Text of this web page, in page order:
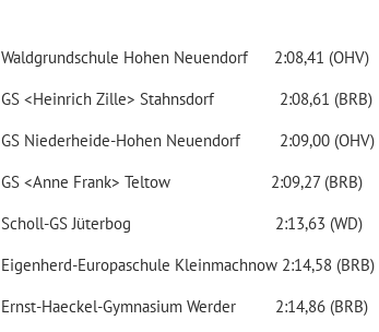
Waldgrundschule Hohen Neuendorf 2:08,41 (OHV)
GS <Heinrich Zille> Stahnsdorf 2:08,61 (BRB)
GS Niederheide-Hohen Neuendorf 2:09,00 (OHV)
GS <Anne Frank> Teltow 2:09,27 (BRB)
Scholl-GS Jüterbog 2:13,63 (WD)
Eigenherd-Europaschule Kleinmachnow 2:14,58 (BRB)
Ernst-Haeckel-Gymnasium Werder 2:14,86 (BRB)